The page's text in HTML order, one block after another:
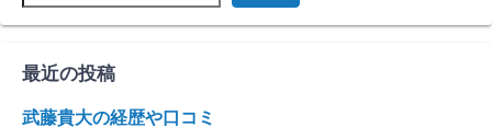
最近の投稿
武藤貴大の経歴や口コミ